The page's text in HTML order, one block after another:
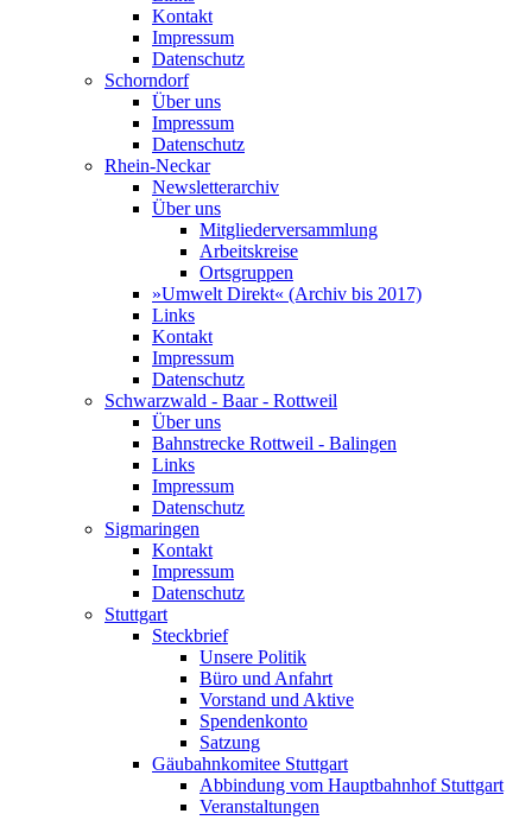
Kontakt
Impressum
Datenschutz
Schorndorf
Über uns
Impressum
Datenschutz
Rhein-Neckar
Newsletterarchiv
Über uns
Mitgliederversammlung
Arbeitskreise
Ortsgruppen
»Umwelt Direkt« (Archiv bis 2017)
Links
Kontakt
Impressum
Datenschutz
Schwarzwald - Baar - Rottweil
Über uns
Bahnstrecke Rottweil - Balingen
Links
Impressum
Datenschutz
Sigmaringen
Kontakt
Impressum
Datenschutz
Stuttgart
Steckbrief
Unsere Politik
Büro und Anfahrt
Vorstand und Aktive
Spendenkonto
Satzung
Gäubahnkomitee Stuttgart
Abbindung vom Hauptbahnhof Stuttgart
Veranstaltungen